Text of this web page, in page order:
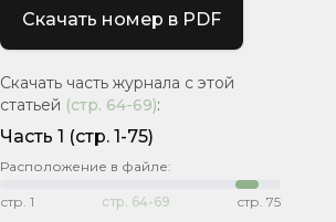
Скачать номер в PDF
Скачать часть журнала с этой
статьей (стр. 64-69):
Часть 1 (стр. 1-75)
Расположение в файле:
стр. 1 стр. 64-69 стр. 75